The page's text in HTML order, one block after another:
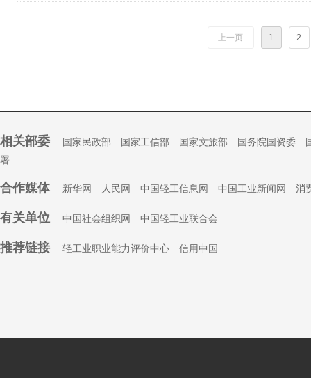
上一页 1 2
相关部委 国家民政部 国家工信部 国家文旅部 国务院国资委
署
合作媒体 新华网 人民网 中国轻工信息网 中国工业新闻网 消
有关单位 中国社会组织网 中国轻工业联合会
推荐链接 轻工业职业能力评价中心 信用中国